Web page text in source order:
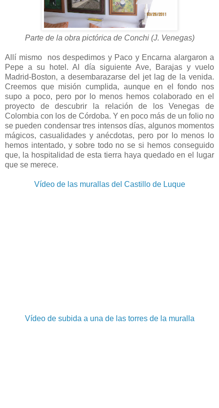
Parte de la obra pictórica de Conchi (J. Venegas)
Allí mismo nos despedimos y Paco y Encarna alargaron a
Pepe a su hotel. Al día siguiente Ave, Barajas y vuelo
Madrid-Boston, a desembarazarse del jet lag de la venida.
Creemos que misión cumplida, aunque en el fondo nos
supo a poco, pero por lo menos hemos colaborado en el
proyecto de descubrir la relación de los Venegas de
Colombia con los de Córdoba. Y en poco más de un folio no
se pueden condensar tres intensos días, algunos momentos
mágicos, casualidades y anécdotas, pero por lo menos lo
hemos intentado, y sobre todo no se si hemos conseguido
que, la hospitalidad de esta tierra haya quedado en el lugar
que se merece.
Vídeo de las murallas del Castillo de Luque
Vídeo de subida a una de las torres de la muralla